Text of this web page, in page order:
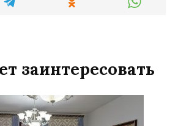
заинтересовать